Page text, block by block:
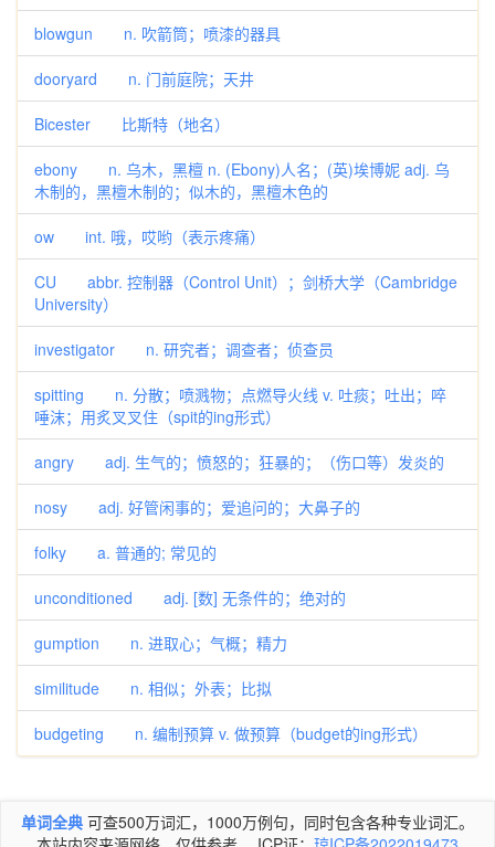
blowgun n. 吹箭筒；喷漆的器具
dooryard n. 门前庭院；天井
Bicester 比斯特（地名）
ebony n. 乌木，黑檀 n. (Ebony)人名；(英)埃博妮 adj. 乌
木制的，黑檀木制的；似木的，黑檀木色的
ow int. 哦，哎哟（表示疼痛）
CU abbr. 控制器（Control Unit）；剑桥大学（Cambridge
University）
investigator n. 研究者；调查者；侦查员
spitting n. 分散；喷溅物；点燃导火线 v. 吐痰；吐出；啐
唾沫；用炙叉叉住（spit的ing形式）
angry adj. 生气的；愤怒的；狂暴的；（伤口等）发炎的
nosy adj. 好管闲事的；爱追问的；大鼻子的
folky a. 普通的; 常见的
unconditioned adj. [数] 无条件的；绝对的
gumption n. 进取心；气概；精力
similitude n. 相似；外表；比拟
budgeting n. 编制预算 v. 做预算（budget的ing形式）
单词全典 可查500万词汇，1000万例句，同时包含各种专业词汇。